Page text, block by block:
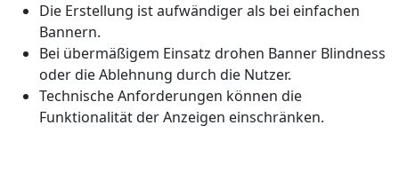
Die Erstellung ist aufwändiger als bei einfachen
Bannern.
Bei übermäßigem Einsatz drohen Banner Blindness
oder die Ablehnung durch die Nutzer.
Technische Anforderungen können die
Funktionalität der Anzeigen einschränken.